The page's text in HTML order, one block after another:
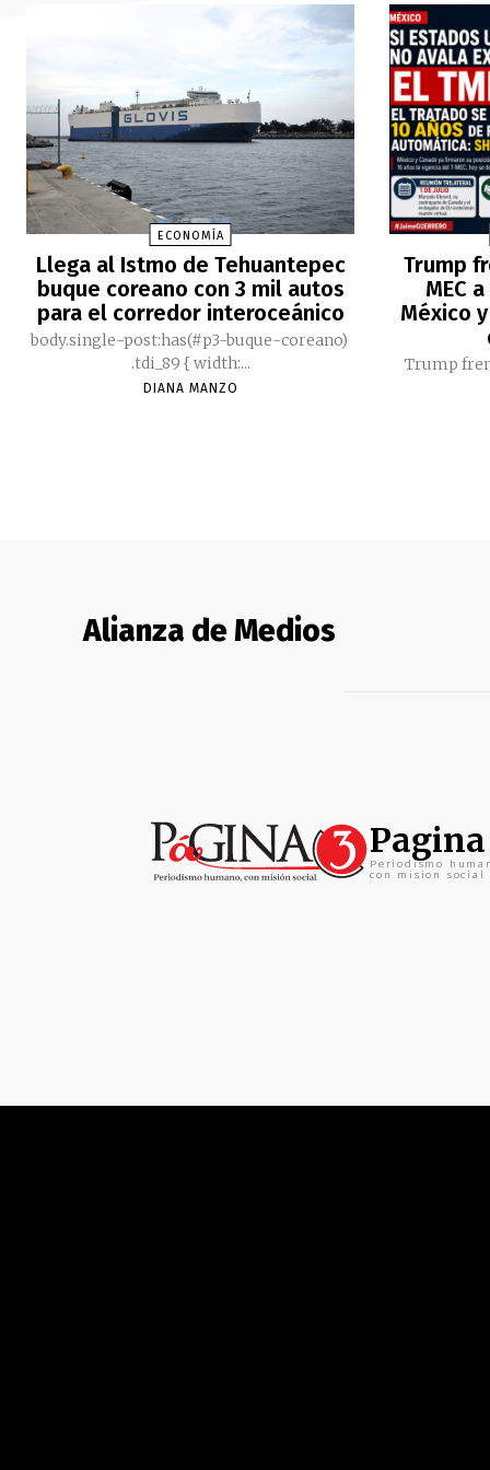
ECONOMÍA
Llega al Istmo de Tehuantepec
buque coreano con 3 mil autos
para el corredor interoceánico
body.single-post:has(#p3-buque-coreano)
.tdi_89 { width:...
DIANA MANZO
Trump
MEC
México
Trump
Alianza de Medios
Periodismo
con mision social